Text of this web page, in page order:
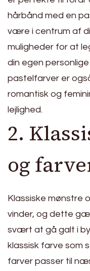
hårbånd med en
være i centrum af
muligheder for at
din egen
pastelfarver er
romantisk og
lejlighed.
2.
og
Klassiske mønstre
vinder, og dette
svært at gå galt i
klassisk farve som
farver passer til